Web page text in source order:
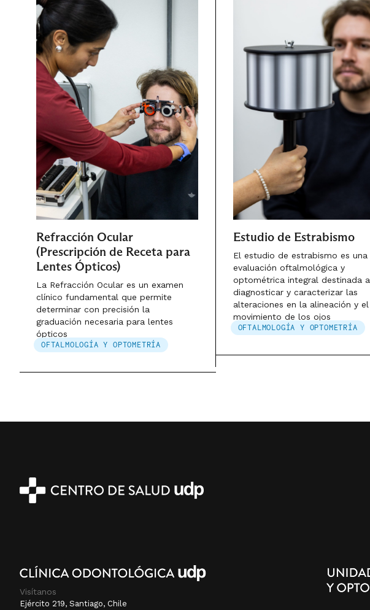
Refracción Ocular
(Prescripción de Receta para
Lentes Ópticos)
La Refracción Ocular es un examen
clínico fundamental que permite
determinar con precisión la
graduación necesaria para lentes
ópticos
OFTALMOLOGÍA Y OPTOMETRÍA
Estudio de Estrabismo
El estudio de estrabismo es una
evaluación oftalmológica y
optométrica integral destinada a
diagnosticar y caracterizar las
alteraciones en la alineación y el
movimiento de los ojos
OFTALMOLOGÍA Y OPTOMETRÍA
Visítanos
Ejército 219, Santiago, Chile